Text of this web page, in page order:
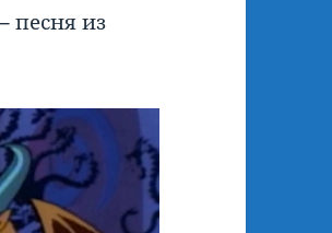
песня из